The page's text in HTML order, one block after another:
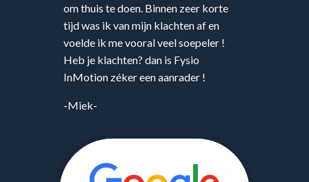
om thuis te doen. Binnen zeer korte
tijd was ik van mijn klachten af en
voelde ik me vooral veel soepeler !
Heb je klachten? dan is Fysio
InMotion zéker een aanrader !
-Miek-